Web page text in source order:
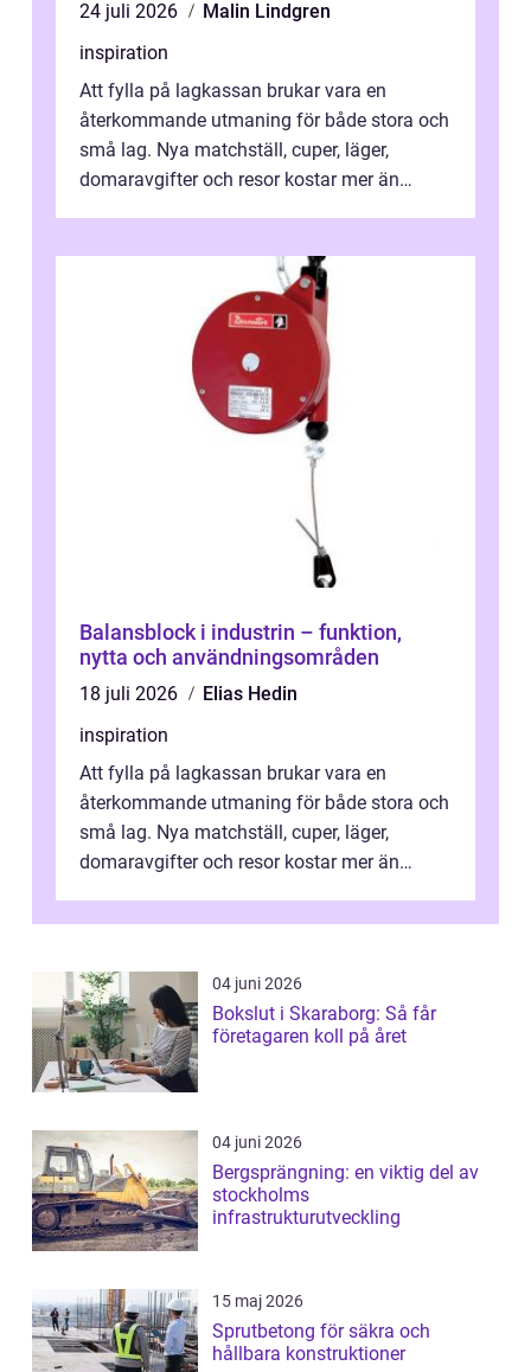
24 juli 2026
Malin Lindgren
inspiration
Att fylla på lagkassan brukar vara en
återkommande utmaning för både stora och
små lag. Nya matchställ, cuper, läger,
domaravgifter och resor kostar mer än
Balansblock i industrin – funktion,
nytta och användningsområden
18 juli 2026
Elias Hedin
inspiration
Att fylla på lagkassan brukar vara en
återkommande utmaning för både stora och
små lag. Nya matchställ, cuper, läger,
domaravgifter och resor kostar mer än
behöver...
04 juni 2026
Bokslut i Skaraborg: Så får
företagaren koll på året
04 juni 2026
Bergsprängning: en viktig del av
stockholms
infrastrukturutveckling
15 maj 2026
Sprutbetong för säkra och
hållbara konstruktioner